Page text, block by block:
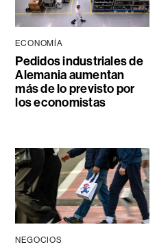
ECONOMÍA
Pedidos industriales de
Alemania aumentan
más de lo previsto por
los economistas
NEGOCIOS